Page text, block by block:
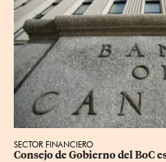
SECTOR FINANCIERO
Consejo de Gobierno del BoC